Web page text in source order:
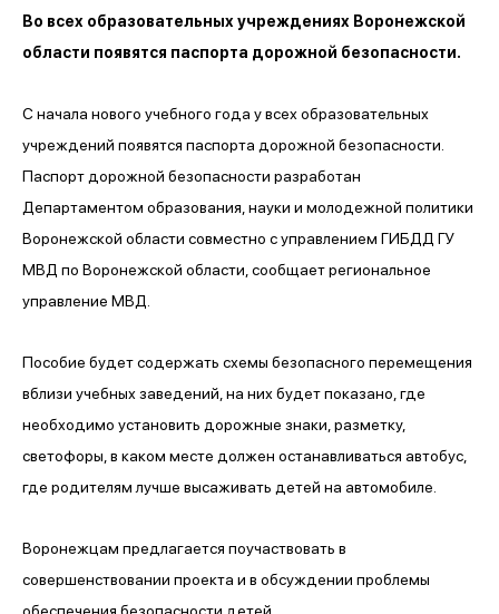
Во всех образовательных учреждениях Воронежской
области появятся паспорта дорожной безопасности.
С начала нового учебного года у всех образовательных
учреждений появятся паспорта дорожной безопасности.
Паспорт дорожной безопасности разработан
Департаментом образования, науки и молодежной политики
Воронежской области совместно с управлением ГИБДД ГУ
МВД по Воронежской области, сообщает региональное
управление МВД.
Пособие будет содержать схемы безопасного перемещения
вблизи учебных заведений, на них будет показано, где
необходимо установить дорожные знаки, разметку,
светофоры, в каком месте должен останавливаться автобус,
где родителям лучше высаживать детей на автомобиле.
Воронежцам предлагается поучаствовать в
совершенствовании проекта и в обсуждении проблемы
обеспечения безопасности детей.